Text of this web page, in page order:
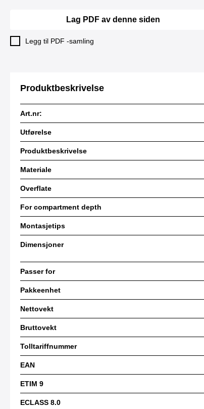
Lag PDF av denne siden
Legg til PDF -samling
Produktbeskrivelse
Art.nr:
Utførelse
Produktbeskrivelse
Materiale
Overflate
For compartment depth
Montasjetips
Dimensjoner
Passer for
Pakkeenhet
Nettovekt
Bruttovekt
Tolltariffnummer
EAN
ETIM 9
ECLASS 8.0